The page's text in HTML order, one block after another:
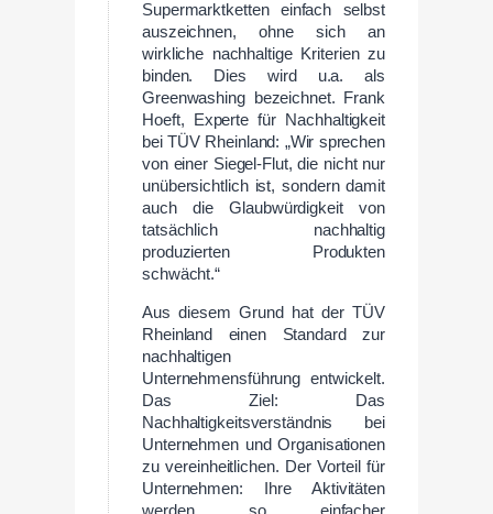
Supermarktketten einfach selbst
auszeichnen, ohne sich an
wirkliche nachhaltige Kriterien zu
binden. Dies wird u.a. als
Greenwashing bezeichnet. Frank
Hoeft, Experte für Nachhaltigkeit
bei TÜV Rheinland: „Wir sprechen
von einer Siegel-Flut, die nicht nur
unübersichtlich ist, sondern damit
auch die Glaubwürdigkeit von
tatsächlich nachhaltig
produzierten Produkten
schwächt.“
Aus diesem Grund hat der TÜV
Rheinland einen Standard zur
nachhaltigen
Unternehmensführung entwickelt.
Das Ziel: Das
Nachhaltigkeitsverständnis bei
Unternehmen und Organisationen
zu vereinheitlichen. Der Vorteil für
Unternehmen: Ihre Aktivitäten
werden so einfacher